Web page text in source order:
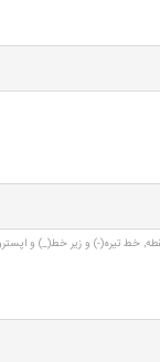
خط تیره(-) و زیر خط(_) و